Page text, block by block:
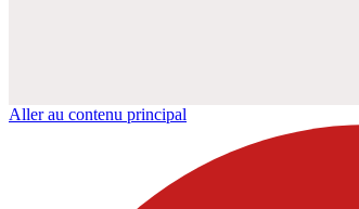
Aller au contenu principal